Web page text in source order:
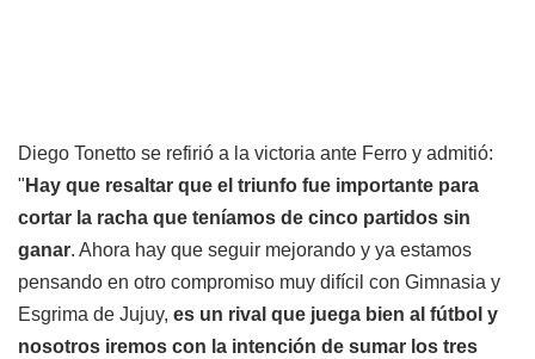
Diego Tonetto se refirió a la victoria ante Ferro y admitió:
" Hay que resaltar que el triunfo fue importante para
cortar la racha que teníamos de cinco partidos sin
ganar. Ahora hay que seguir mejorando y ya estamos
pensando en otro compromiso muy difícil con Gimnasia y
Esgrima de Jujuy, es un rival que juega bien al fútbol y
nosotros iremos con la intención de sumar los tres